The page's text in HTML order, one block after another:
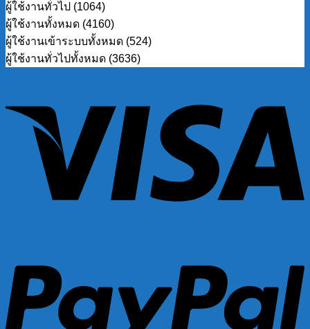
ผู้ใช้งานทั่วไป (1064)
ผู้ใช้งานทั้งหมด (4160)
ผู้ใช้งานเข้าระบบทั้งหมด (524)
ผู้ใช้งานทั่วไปทั้งหมด (3636)